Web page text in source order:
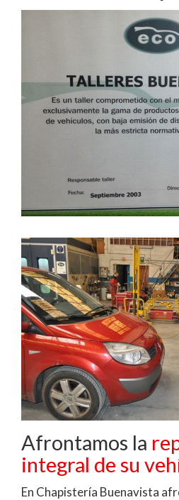
Afrontamos la
integral de su
En Chapistería Buenavista